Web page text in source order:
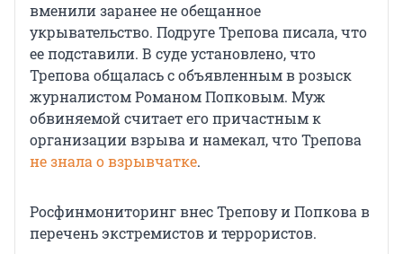
вменили заранее не обещанное
укрывательство. Подруге Трепова писала, что
ее подставили. В суде установлено, что
Трепова общалась с объявленным в розыск
журналистом Романом Попковым. Муж
обвиняемой считает его причастным к
организации взрыва и намекал, что Трепова
не знала о взрывчатке.
Росфинмониторинг внес Трепову и Попкова в
перечень экстремистов и террористов.